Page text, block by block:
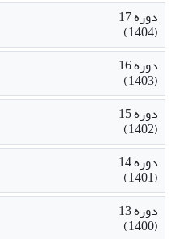
دوره 17
(1404)
دوره 16
(1403)
دوره 15
(1402)
دوره 14
(1401)
دوره 13
(1400)